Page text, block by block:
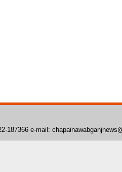
01722-187366 e-mail: